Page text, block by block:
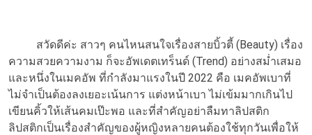
สวัดดีค่ะ สาวๆ คนไหนสนใจเรื่องสายบิ้วตี้ (Beauty) เรื่อง
ความสวยความงาม ก็จะอัพเดตเทร็นด์ (Trend) อย่างสม่ำเสมอ
และหนึ่งในเมคอัพ ที่กำลังมาแรงในปี 2022 คือ เมคอัพเบาที่
ไม่จำเป็นต้องลงเยอะเน้นการ แต่งหน้าเบา ไม่เข้มมากเกินไป
เขียนคิ้วให้เส้นคมเป๊ะพอ และที่สำคัญอย่าลืมทาลิปสติก
ลิปสติกเป็นเรื่องสำคัญของผู้หญิงหลายคนต้องใช้ทุกวันเพื่อให้